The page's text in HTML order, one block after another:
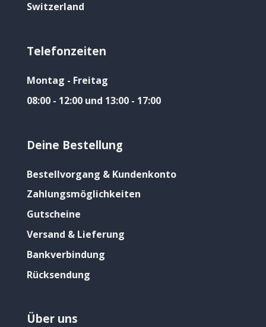
Switzerland
Telefonzeiten
Montag - Freitag
08:00 - 12:00 und 13:00 - 17:00
Deine Bestellung
Bestellvorgang & Kundenkonto
Zahlungsmöglichkeiten
Gutscheine
Versand & Lieferung
Bankverbindung
Rücksendung
Über uns